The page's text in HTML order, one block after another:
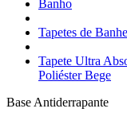
Banho
Tapetes de
Tapete Ultra
Poliéster Bege
Base Antiderrapante